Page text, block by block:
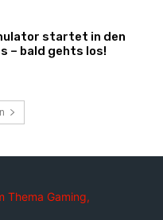
startet in den
– bald gehts los!